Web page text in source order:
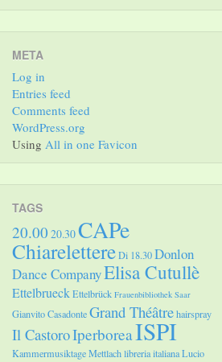
META
Log in
Entries feed
Comments feed
WordPress.org
Using All in one Favicon
TAGS
20.00 20.30CAPe
ChiarelettereDi 18.30Donlon
Dance CompanyElisa Cutullè
EttelbrueckEttelbrück Frauenbibliothek Saar
Gianvito CasadonteGrand Théâtrehairspray
Il CastoroIperboreaISPI
Kammermusiktage Mettlachlibreria italianaLucio